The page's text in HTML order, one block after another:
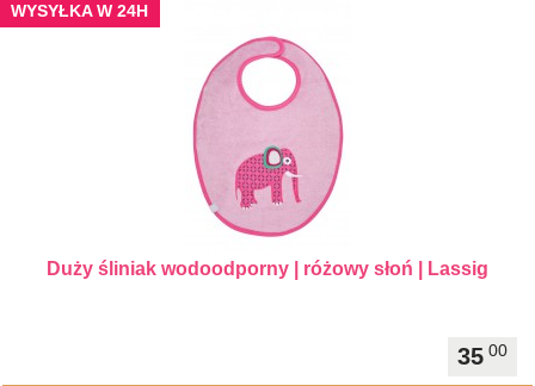
WYSYŁKA W 24H
Duży śliniak wodoodporny | różowy słoń | Lassig
35 00